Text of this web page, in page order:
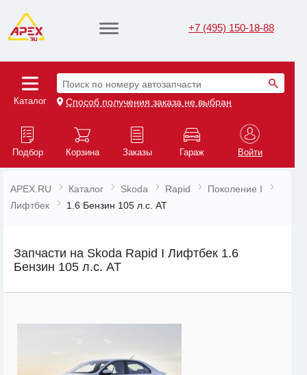
+7 (495) 150-18-88
Каталог
Поиск по номеру автозапчасти
Способ получения заказа не выбран
Подбор Корзина Заказы Гараж Войти
APEX.RU Каталог Skoda Rapid
Поколение I
Лифтбек
1.6 Бензин 105 л.с. AT
Запчасти на Skoda Rapid I Лифтбек 1.6
Бензин 105 л.с. AT